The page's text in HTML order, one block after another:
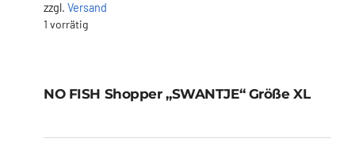
zzgl. Versand
1 vorrätig
„SWANTJE“ Größe XL
NO FISH Shopper „SWANTJE“ Größe XL